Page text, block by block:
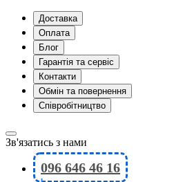
Доставка
Оплата
Блог
Гарантія та сервіс
Контакти
Обмін та повернення
Співробітництво
Зв'язатись з нами
096 646 46 16